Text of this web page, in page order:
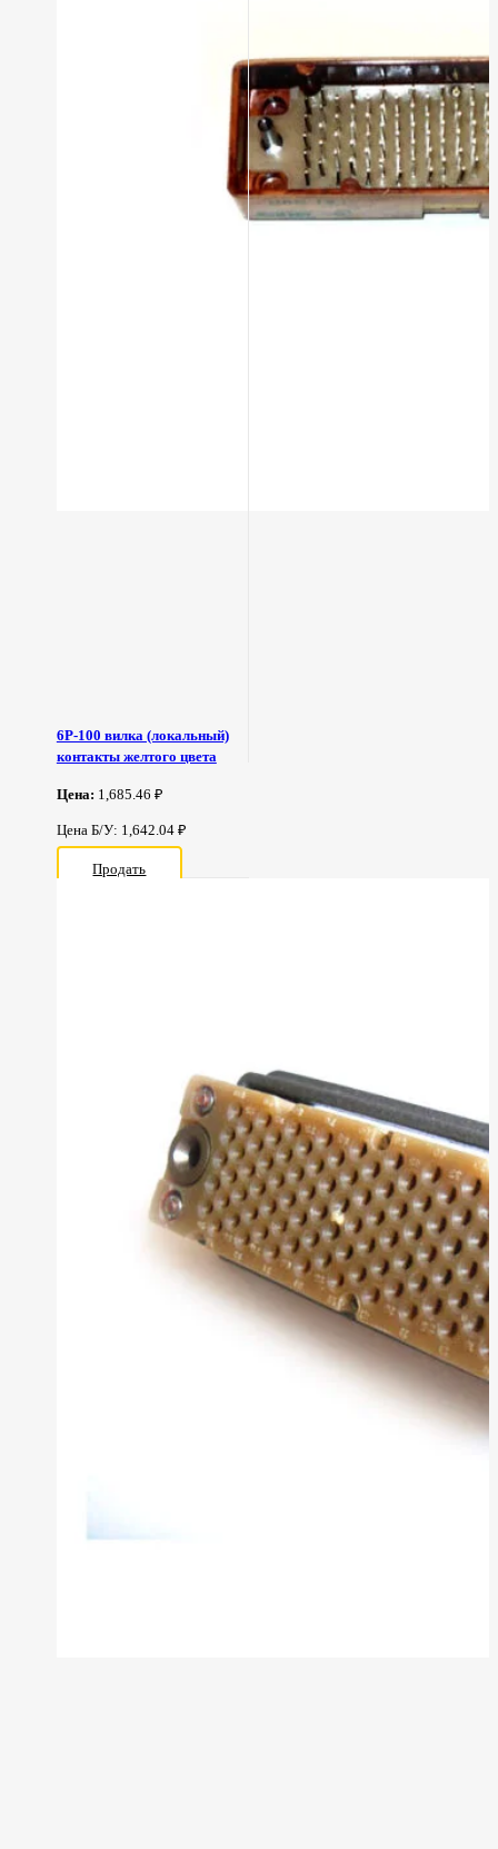
6Р-100 вилка (локальный)
контакты желтого цвета
Цена: 1,685.46 ₽
Цена Б/У: 1,642.04 ₽
Продать